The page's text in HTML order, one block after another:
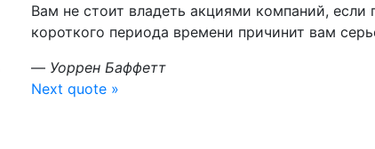
Вам не стоит владеть акциями компаний, если
короткого периода времени причинит вам
— Уоррен Баффетт
Next quote »